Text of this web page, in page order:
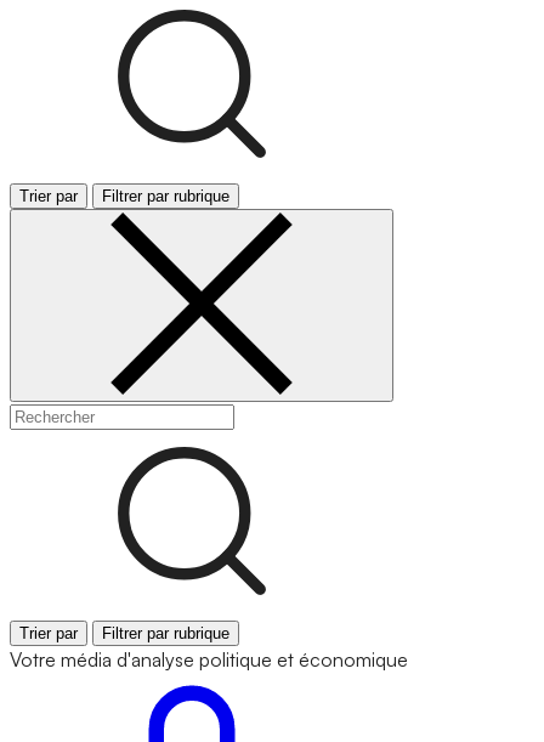
Trier par Filtrer par rubrique
Trier par Filtrer par rubrique
Votre média d'analyse politique et économique